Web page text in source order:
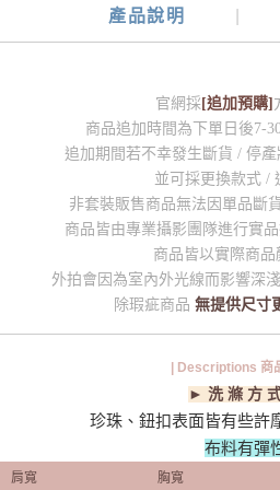
產品說明
官網採 [追加預購]
商品追加時間為下單日後7-
追加期間若不幸發生斷貨 / 停
並可採更換款式 /
非套裝販售商品無法因單品斷
商品皆由專業攝影團隊進行實
商品皆以實際商品
外拍會因為室內外光線而影響深
除瑕疵商品 無提供尺寸
| Descriptions 商
► 洗 滌 方
珍珠、鈕扣表面皆有些許
布料有彈
肩寬 胸寬